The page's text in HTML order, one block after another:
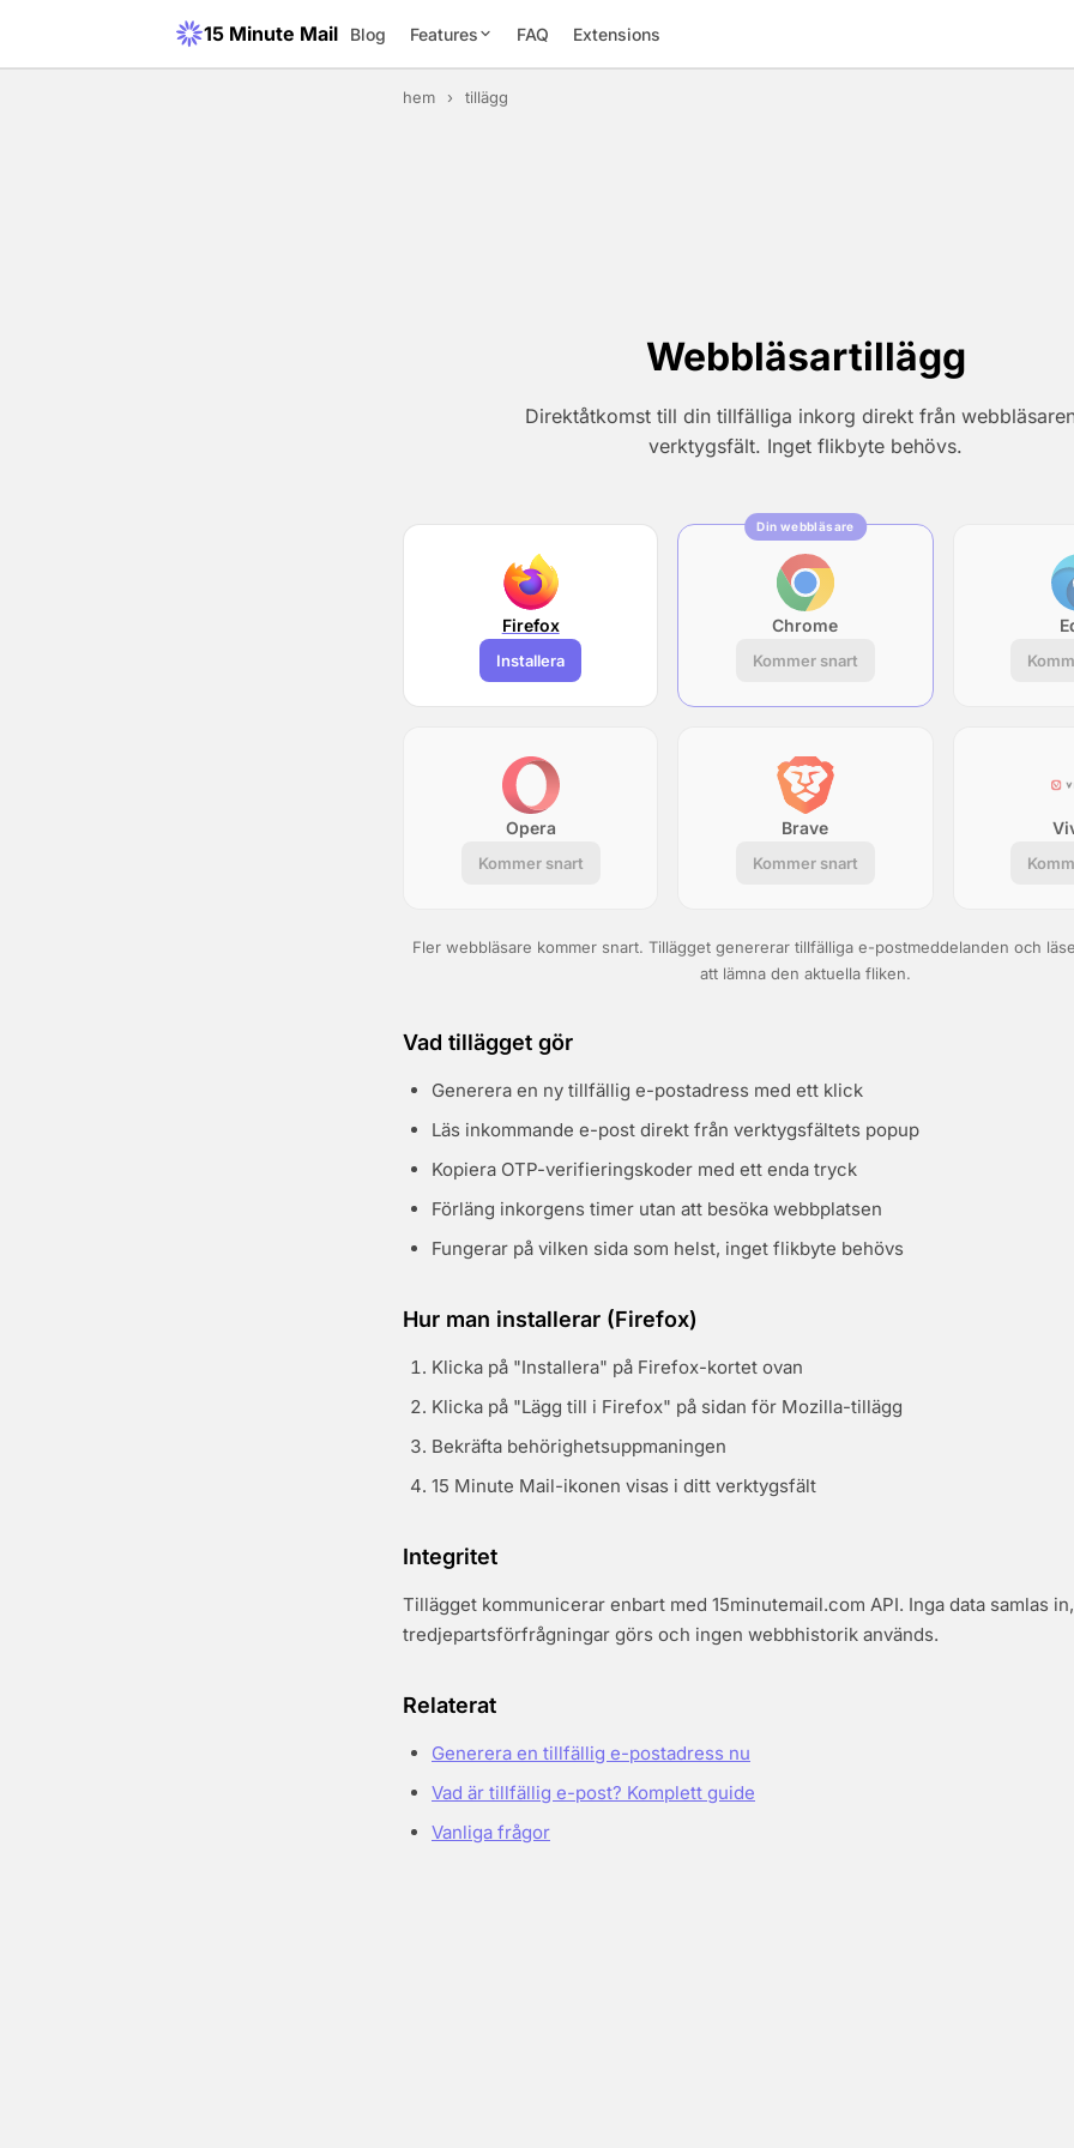
15 Minute Mail Blog Features FAQ Extensions
hem › tillägg
Webbläsartillägg
Direktåtkomst till din tillfälliga inkorg direkt från
verktygsfält. Inget flikbyte behövs.
Firefox
Installera
Din webbläsare
Chrome
Kommer snart
Opera
Kommer snart
Brave
Kommer snart
Fler webbläsare kommer snart. Tillägget genererar tillfälliga e-postmeddelanden och
att lämna den aktuella fliken.
Vad tillägget gör
Generera en ny tillfällig e-postadress med ett klick
Läs inkommande e-post direkt från verktygsfältets popup
Kopiera OTP-verifieringskoder med ett enda tryck
Förläng inkorgens timer utan att besöka webbplatsen
Fungerar på vilken sida som helst, inget flikbyte behövs
Hur man installerar (Firefox)
Klicka på "Installera" på Firefox-kortet ovan
Klicka på "Lägg till i Firefox" på sidan för Mozilla-tillägg
Bekräfta behörighetsuppmaningen
15 Minute Mail-ikonen visas i ditt verktygsfält
Integritet
Tillägget kommunicerar enbart med 15minutemail.com API. Inga data samlas
tredjepartsförfrågningar görs och ingen webbhistorik används.
Relaterat
Generera en tillfällig e-postadress nu
Vad är tillfällig e-post? Komplett guide
Vanliga frågor